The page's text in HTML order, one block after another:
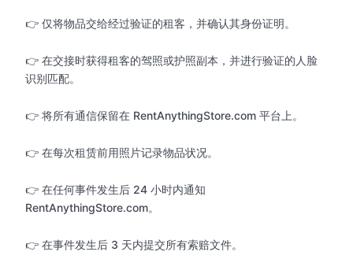
👉 仅将物品交给经过验证的租客，并确认其身份证明。
👉 在交接时获得租客的驾照或护照副本，并进行验证的人脸
识别匹配。
👉 将所有通信保留在 RentAnythingStore.com 平台上。
👉 在每次租赁前用照片记录物品状况。
👉 在任何事件发生后 24 小时内通知
RentAnythingStore.com。
👉 在事件发生后 3 天内提交所有索赔文件。